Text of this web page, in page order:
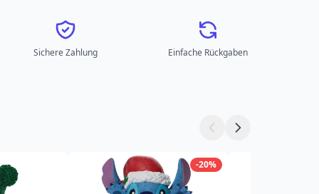
Sichere Zahlung Einfache Rückgaben
-20%